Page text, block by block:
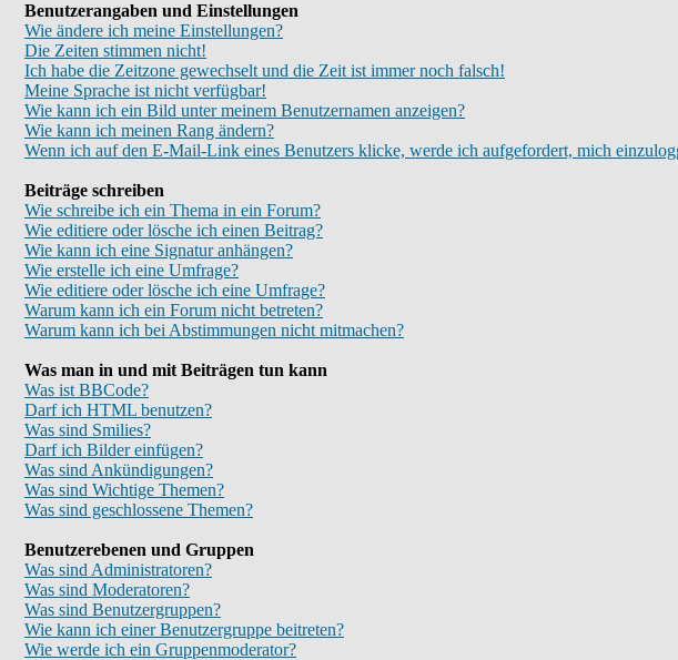
Benutzerangaben und Einstellungen
Wie ändere ich meine Einstellungen?
Die Zeiten stimmen nicht!
Ich habe die Zeitzone gewechselt und die Zeit ist immer noch falsch!
Meine Sprache ist nicht verfügbar!
Wie kann ich ein Bild unter meinem Benutzernamen anzeigen?
Wie kann ich meinen Rang ändern?
Wenn ich auf den E-Mail-Link eines Benutzers klicke, werde ich aufgefordert, mich
Beiträge schreiben
Wie schreibe ich ein Thema in ein Forum?
Wie editiere oder lösche ich einen Beitrag?
Wie kann ich eine Signatur anhängen?
Wie erstelle ich eine Umfrage?
Wie editiere oder lösche ich eine Umfrage?
Warum kann ich ein Forum nicht betreten?
Warum kann ich bei Abstimmungen nicht mitmachen?
Was man in und mit Beiträgen tun kann
Was ist BBCode?
Darf ich HTML benutzen?
Was sind Smilies?
Darf ich Bilder einfügen?
Was sind Ankündigungen?
Was sind Wichtige Themen?
Was sind geschlossene Themen?
Benutzerebenen und Gruppen
Was sind Administratoren?
Was sind Moderatoren?
Was sind Benutzergruppen?
Wie kann ich einer Benutzergruppe beitreten?
Wie werde ich ein Gruppenmoderator?